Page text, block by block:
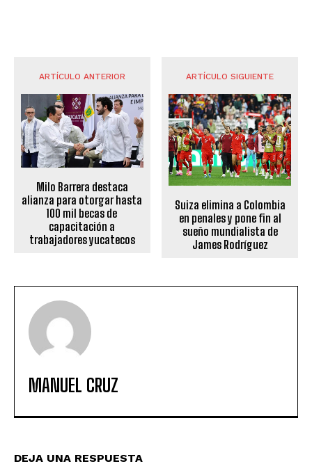
ARTÍCULO ANTERIOR
Milo Barrera destaca
alianza para otorgar hasta
100 mil becas de
capacitación a
trabajadores yucatecos
ARTÍCULO SIGUIENTE
Suiza elimina a Colombia
en penales y pone fin al
sueño mundialista de
James Rodríguez
MANUEL CRUZ
DEJA UNA RESPUESTA